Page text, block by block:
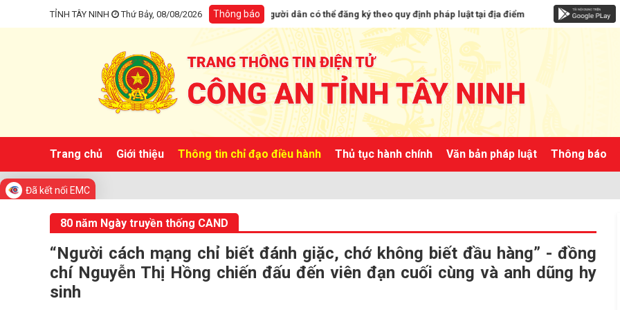
TỈNH TÂY NINH Thứ Bảy, 08/08/2026 Thông báo
Giám đốc Công an tỉnh tiếp công dân trực tuyến, người dân có thể đăng ký theo quy định pháp luật tại địa điểm tiếp công dân của Công an
Trang chủ Giới thiệu Thông tin chỉ đạo điều hành Thủ tục hành chính Văn bản pháp luật Thông báo
Đã kết nối EMC
80 năm Ngày truyền thống CAND
“Người cách mạng chỉ biết đánh giặc, chớ không biết đầu hàng” - đồng
chí Nguyễn Thị Hồng chiến đấu đến viên đạn cuối cùng và anh dũng hy
sinh